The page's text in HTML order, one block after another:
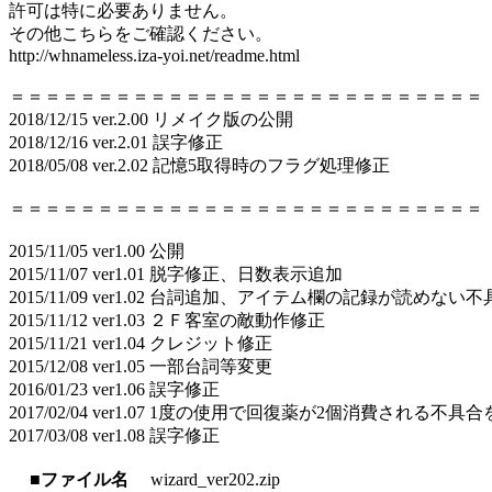
許可は特に必要ありません。
その他こちらをご確認ください。
http://whnameless.iza-yoi.net/readme.html
＝＝＝＝＝＝＝＝＝＝＝＝＝＝＝＝＝＝＝＝＝＝＝＝＝＝＝
2018/12/15 ver.2.00 リメイク版の公開
2018/12/16 ver.2.01 誤字修正
2018/05/08 ver.2.02 記憶5取得時のフラグ処理修正
＝＝＝＝＝＝＝＝＝＝＝＝＝＝＝＝＝＝＝＝＝＝＝＝＝＝＝
2015/11/05 ver1.00 公開
2015/11/07 ver1.01 脱字修正、日数表示追加
2015/11/09 ver1.02 台詞追加、アイテム欄の記録が読めない不
2015/11/12 ver1.03 ２Ｆ客室の敵動作修正
2015/11/21 ver1.04 クレジット修正
2015/12/08 ver1.05 一部台詞等変更
2016/01/23 ver1.06 誤字修正
2017/02/04 ver1.07 1度の使用で回復薬が2個消費される不具合
2017/03/08 ver1.08 誤字修正
■ファイル名
wizard_ver202.zip